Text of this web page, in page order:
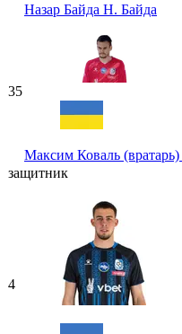
Назар Байда Н. Байда
35
Максим Коваль (вратарь)
защитник
4